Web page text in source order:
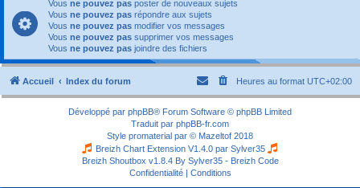
Vous ne pouvez pas poster de nouveaux sujets
Vous ne pouvez pas répondre aux sujets
Vous ne pouvez pas modifier vos messages
Vous ne pouvez pas supprimer vos messages
Vous ne pouvez pas joindre des fichiers
Accueil Index du forum Heures au format UTC+02:00
Développé par phpBB® Forum Software © phpBB Limited
Traduit par phpBB-fr.com
Style promaterial par © Mazeltof 2018
Breizh Chart Extension V1.4.0 par Sylver35
Breizh Shoutbox v1.8.4 By Sylver35 - Breizh Code
Confidentialité| Conditions